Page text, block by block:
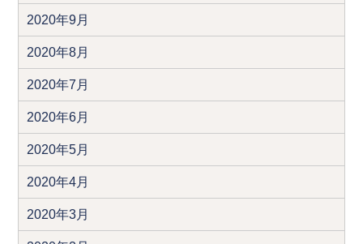
2020年9月
2020年8月
2020年7月
2020年6月
2020年5月
2020年4月
2020年3月